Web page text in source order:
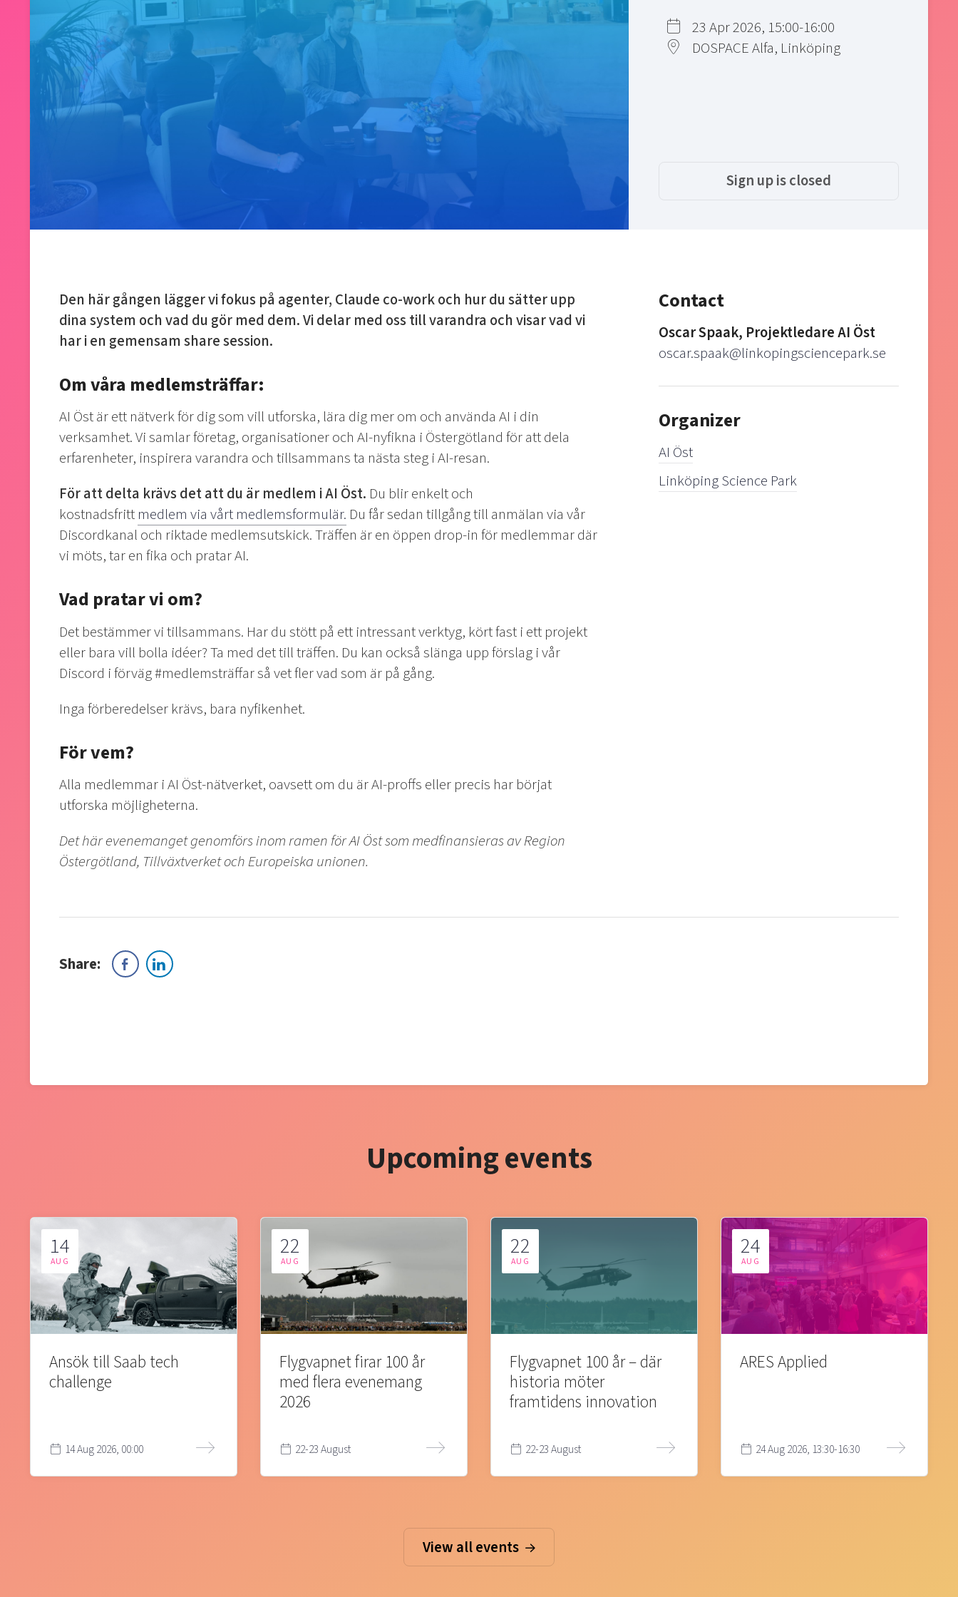
23 Apr 2026, 15:00-16:00
DOSPACE Alfa, Linköping
Sign up is closed
Den här gången lägger vi fokus på agenter, Claude co-work och hur du sätter upp
dina system och vad du gör med dem. Vi delar med oss till varandra och visar vad vi
har i en gemensam share session.
Om våra medlemsträffar:
AI Öst är ett nätverk för dig som vill utforska, lära dig mer om och använda AI i din
verksamhet. Vi samlar företag, organisationer och AI-nyfikna i Östergötland för att dela
erfarenheter, inspirera varandra och tillsammans ta nästa steg i AI-resan.
För att delta krävs det att du är medlem i AI Öst. Du blir enkelt och
kostnadsfritt medlem via vårt medlemsformulär. Du får sedan tillgång till anmälan via vår
Discordkanal och riktade medlemsutskick. Träffen är en öppen drop-in för medlemmar där
vi möts, tar en fika och pratar AI.
Vad pratar vi om?
Det bestämmer vi tillsammans. Har du stött på ett intressant verktyg, kört fast i ett projekt
eller bara vill bolla idéer? Ta med det till träffen. Du kan också slänga upp förslag i vår
Discord i förväg #medlemsträffar så vet fler vad som är på gång.
Inga förberedelser krävs, bara nyfikenhet.
För vem?
Alla medlemmar i AI Öst-nätverket, oavsett om du är AI-proffs eller precis har börjat
utforska möjligheterna.
Det här evenemanget genomförs inom ramen för AI Öst som medfinansieras av Region
Östergötland, Tillväxtverket och Europeiska unionen.
Contact
Oscar Spaak, Projektledare AI Öst
oscar.spaak@linkopingsciencepark.se
Organizer
AI Öst
Linköping Science Park
Share:
Upcoming events
14
AUG
Ansök till Saab tech
challenge
14 Aug 2026, 00:00
22
AUG
Flygvapnet firar 100 år
med flera evenemang
2026
22-23 August
22
AUG
Flygvapnet 100 år – där
historia möter
framtidens innovation
22-23 August
24
AUG
ARES Applied
24 Aug 2026, 13:30-16:30
View all events